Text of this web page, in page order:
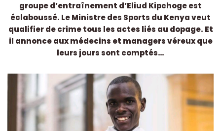
groupe d’entraînement d’Eliud Kipchoge est
éclaboussé. Le Ministre des Sports du Kenya veut
qualifier de crime tous les actes liés au dopage. Et
il annonce aux médecins et managers véreux que
leurs jours sont comptés…